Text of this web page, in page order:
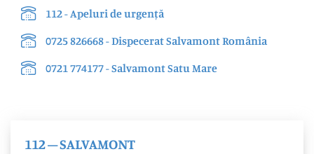
112 - Apeluri de urgență
0725 826668 - Dispecerat Salvamont România
0721 774177 - Salvamont Satu Mare
112 – SALVAMONT